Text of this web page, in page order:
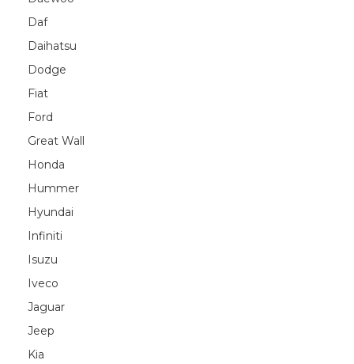
Daf
Daihatsu
Dodge
Fiat
Ford
Great Wall
Honda
Hummer
Hyundai
Infiniti
Isuzu
Iveco
Jaguar
Jeep
Kia